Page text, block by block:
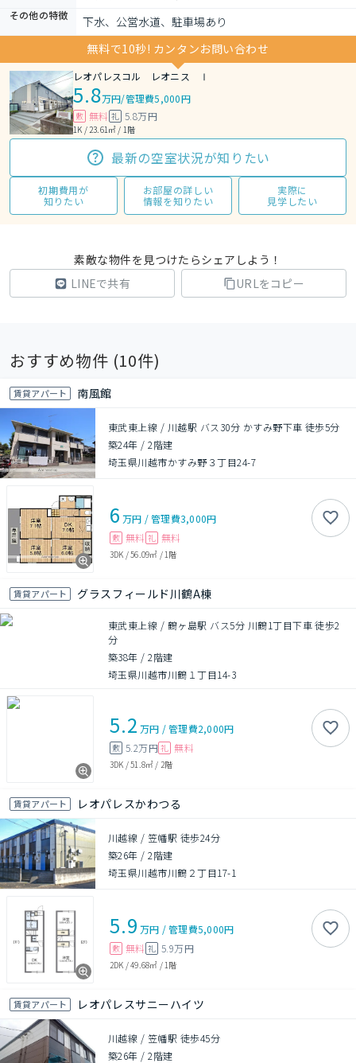
その他の特徴
下水、公営水道、駐車場あり
無料で10秒! カンタンお問い合わせ
レオパレスコル レオニス Ⅰ
5.8万円/管理費5,000円
敷 無料 礼 5.8万円
1K / 23.61㎡ / 1階
最新の空室状況が知りたい
初期費用が
知りたい
お部屋の詳しい
情報を知りたい
実際に
見学したい
素敵な物件を見つけたらシェアしよう！
LINEで共有
URLをコピー
おすすめ物件 (10件)
賃貸アパート 南風館
東武東上線 / 川越駅 バス30分 かすみ野下車 徒歩5分
築24年 /2階建
埼玉県川越市かすみ野３丁目24-7
6 万円 /管理費3,000円
敷 無料 礼 無料
3DK /56.09㎡ / 1階
賃貸アパート グラスフィールド川鶴A棟
東武東上線 / 鶴ヶ島駅 バス5分 川鶴1丁目下車 徒歩2
分
築38年 /2階建
埼玉県川越市川鶴１丁目14-3
5.2 万円 /管理費2,000円
敷 5.2万円 礼 無料
3DK /51.8㎡ / 2階
賃貸アパート レオパレスかわつる
川越線 / 笠幡駅 徒歩24分
築26年 /2階建
埼玉県川越市川鶴２丁目17-1
5.9 万円 /管理費5,000円
敷 無料 礼 5.9万円
2DK /49.68㎡ / 1階
賃貸アパート レオパレスサニーハイツ
川越線 / 笠幡駅 徒歩45分
築26年 /2階建